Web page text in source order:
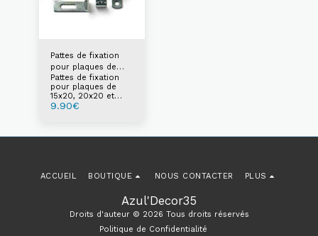
Pattes de fixation
pour plaques de
15x20, 20x20 et
20x30 cm
Pattes de fixation
pour plaques de
15x20, 20x20 et
20x30 cm
9.90€
Azul'Decor35
Droits d'auteur © 2026 Tous droits réservés
Politique de Confidentialité
ACCUEIL BOUTIQUE NOUS CONTACTER PLUS